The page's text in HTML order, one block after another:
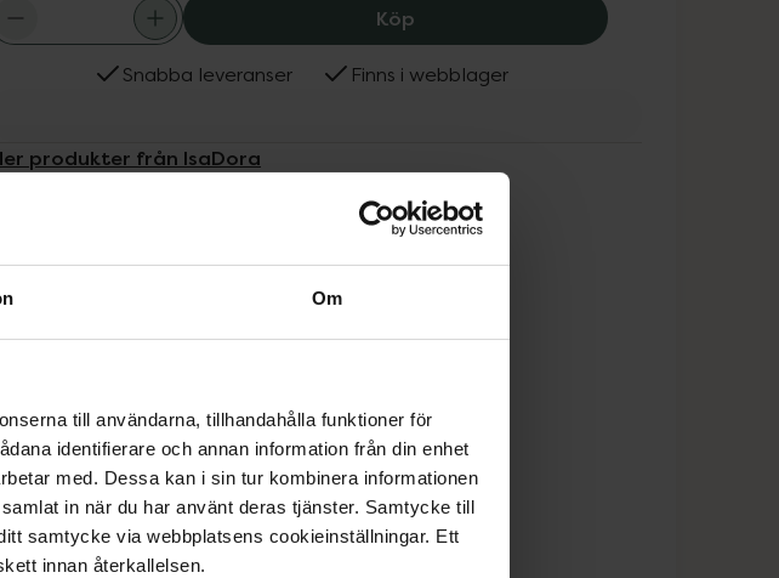
Om
till användarna, tillhandahålla funktioner för
identifierare och annan information från din enhet
med. Dessa kan i sin tur kombinera informationen
in när du har använt deras tjänster. Samtycke till
samtycke via webbplatsens cookieinställningar. Ett
innan återkallelsen.
Köp IsaDora The Wonder Nail Polish
Snabba leveranser Finns i webblager
produkter från IsaDora